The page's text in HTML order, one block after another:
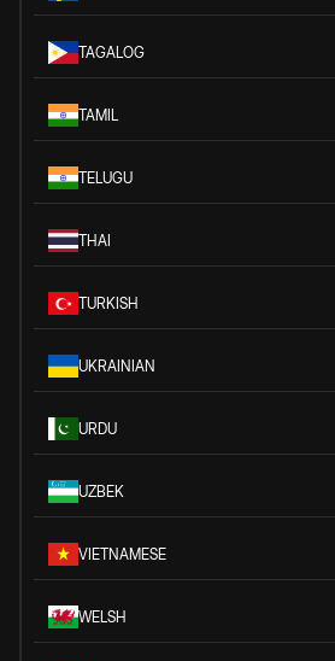
TAGALOG
TAMIL
TELUGU
THAI
TURKISH
UKRAINIAN
URDU
UZBEK
VIETNAMESE
WELSH